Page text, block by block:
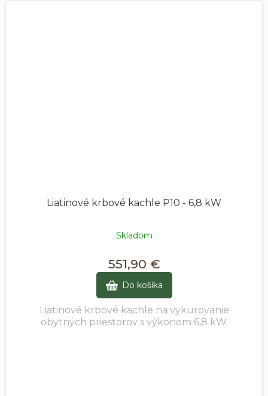
Liatinové krbové kachle P10 - 6,8 kW
Skladom
551,90 €
Do košíka
Liatinové krbové kachle na vykurovanie
obytných priestorov s výkonom 6,8 kW.